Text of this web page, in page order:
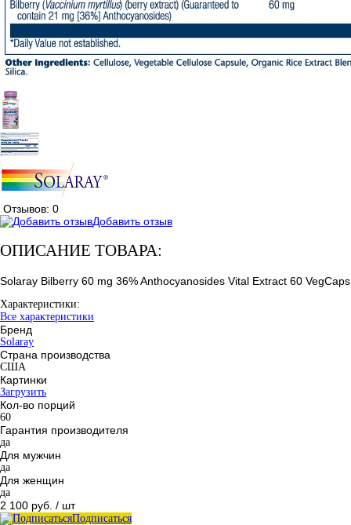
Отзывов: 0
Добавить отзыв
ОПИСАНИЕ ТОВАРА:
Solaray Bilberry 60 mg 36% Anthocyanosides Vital Extract 60 VegCaps
Характеристики:
Все характеристики
Бренд
Solaray
Страна производства
США
Картинки
Загрузить
Кол-во порций
60
Гарантия производителя
да
Для мужчин
да
Для женщин
да
2 100 руб. / шт
Подписаться